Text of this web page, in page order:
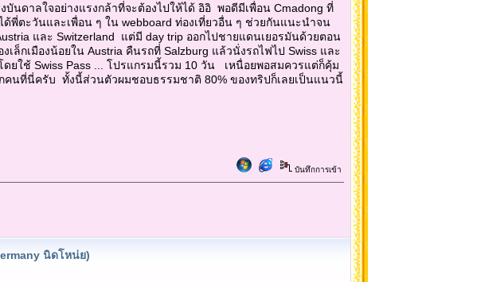
นดาลใจอย่างแรงกล้าที่จะต้องไปให้ได้ อิอิ พอดีมีเพื่อน Cmadong ที่
ด้พี่ตะวันและเพื่อน ๆ ใน webboard ท่องเที่ยวอื่น ๆ ช่วยกันแนะนำจน
และ Switzerland แต่มี day trip ออกไปชายแดนเยอรมันด้วยตอน
ล็กเมืองน้อยใน Austria คืนรถที่ Salzburg แล้วนั่งรถไฟไป Swiss และ
ยใช้ Swiss Pass ... โปรแกรมนี้รวม 10 วัน เหนื่อยพอสมควรแต่ก็คุ้ม
คนที่นี่ครับ ทั้งนี้ส่วนตัวผมชอบธรรมชาติ 80% ของทริปก็เลยเป็นแนวนี้
บันทึกการเข้า
นิดโหน่ย)